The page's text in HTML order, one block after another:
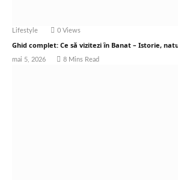
Lifestyle 0 Views
Ghid complet: Ce să vizitezi în Banat – Istorie,
mai 5, 2026 8 Mins Read